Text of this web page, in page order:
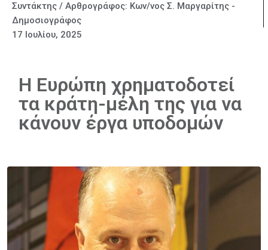
Συντάκτης / Αρθρογράφος: Κων/νος Σ. Μαργαρίτης -
Δημοσιογράφος
17 Ιουλίου, 2025
Η Ευρώπη χρηματοδοτεί
τα κράτη-μέλη της για να
κάνουν έργα υποδομών